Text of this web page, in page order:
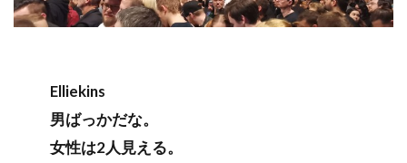
Elliekins
男ばっかだな。
女性は2人見える。